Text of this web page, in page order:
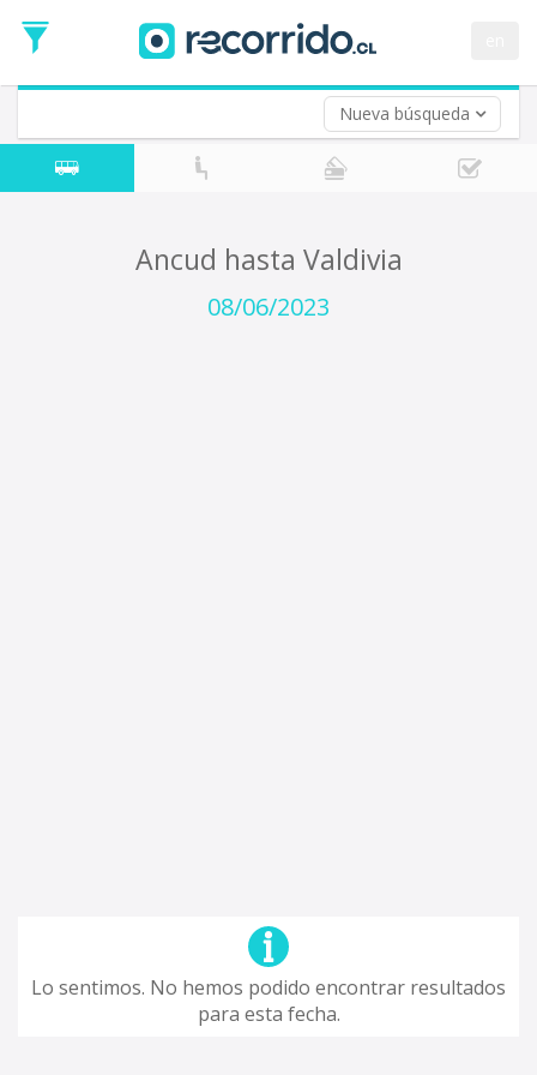
Nueva búsqueda
de
Ida
Vuelta (opcional)
Fecha
de
Ancud hasta Valdivia
08/06/2023
Lo sentimos. No hemos podido encontrar resultados
para esta fecha.